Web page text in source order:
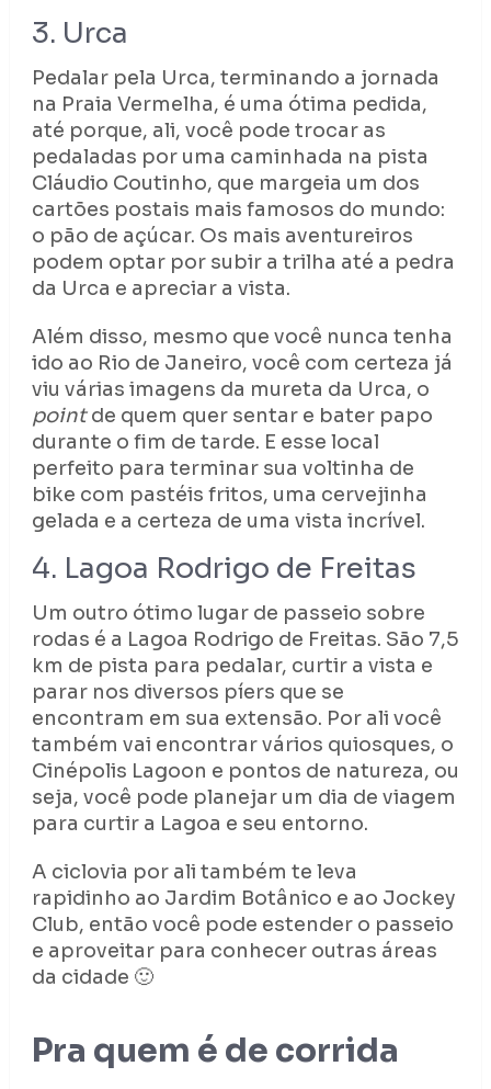
3. Urca
Pedalar pela Urca, terminando a jornada
na Praia Vermelha, é uma ótima pedida,
até porque, ali, você pode trocar as
pedaladas por uma caminhada na pista
Cláudio Coutinho, que margeia um dos
cartões postais mais famosos do mundo:
o pão de açúcar. Os mais aventureiros
podem optar por subir a trilha até a pedra
da Urca e apreciar a vista.
Além disso, mesmo que você nunca tenha
ido ao Rio de Janeiro, você com certeza já
viu várias imagens da mureta da Urca, o
pointde quem quer sentar e bater papo
durante o fim de tarde. E esse local
perfeito para terminar sua voltinha de
bike com pastéis fritos, uma cervejinha
gelada e a certeza de uma vista incrível.
4. Lagoa Rodrigo de Freitas
Um outro ótimo lugar de passeio sobre
rodas é a Lagoa Rodrigo de Freitas. São 7,5
km de pista para pedalar, curtir a vista e
parar nos diversos píers que se
encontram em sua extensão. Por ali você
também vai encontrar vários quiosques, o
Cinépolis Lagoon e pontos de natureza, ou
seja, você pode planejar um dia de viagem
para curtir a Lagoa e seu entorno.
A ciclovia por ali também te leva
rapidinho ao Jardim Botânico e ao Jockey
Club, então você pode estender o passeio
e aproveitar para conhecer outras áreas
da cidade 🙂
Pra quem é de corrida